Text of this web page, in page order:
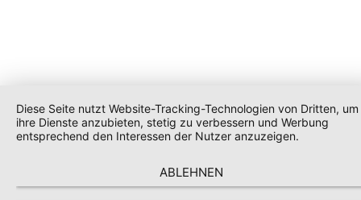
Diese Seite nutzt Website-Tracking-Technologien von Dritten, um
ihre Dienste anzubieten, stetig zu verbessern und Werbung
entsprechend den Interessen der Nutzer anzuzeigen.
ABLEHNEN